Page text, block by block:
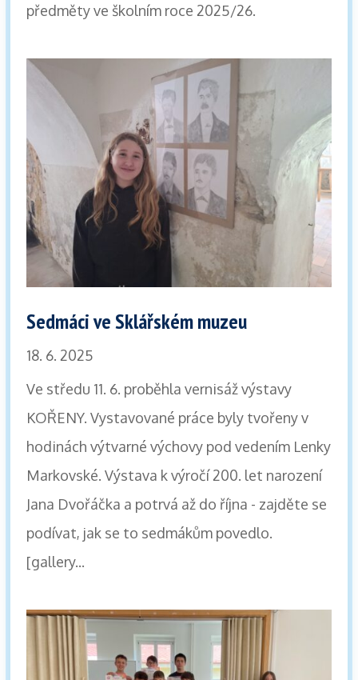
předměty ve školním roce 2025/26.
Sedmáci ve Sklářském muzeu
18. 6. 2025
Ve středu 11. 6. proběhla vernisáž výstavy
KOŘENY. Vystavované práce byly tvořeny v
hodinách výtvarné výchovy pod vedením Lenky
Markovské. Výstava k výročí 200. let narození
Jana Dvořáčka a potrvá až do října - zajděte se
podívat, jak se to sedmákům povedlo.
[gallery...